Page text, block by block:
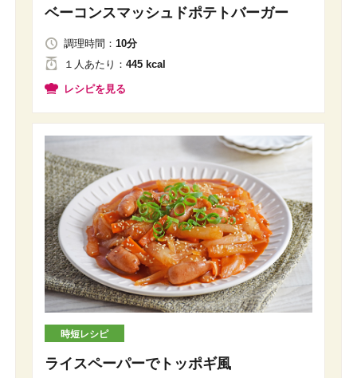
ベーコンスマッシュドポテトバーガー
調理時間： 10分
１人 あたり ： 445 kcal
レシピを見る
時短レシピ
ライスペーパーでトッポギ風